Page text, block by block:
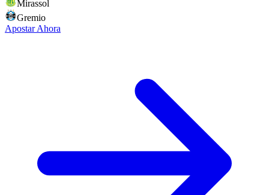
Mirassol
Gremio
Apostar Ahora